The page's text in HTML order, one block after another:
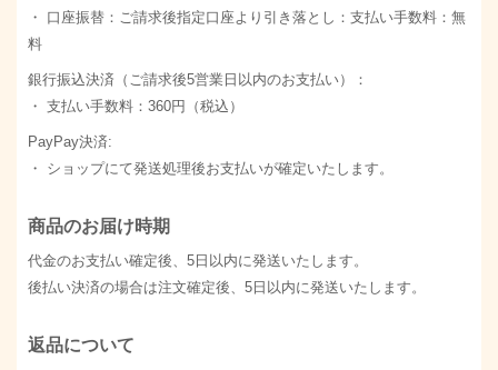
・ 口座振替：ご請求後指定口座より引き落とし：支払い手数料：無
料
銀行振込決済（ご請求後5営業日以内のお支払い）：
・ 支払い手数料：360円（税込）
PayPay決済:
・ ショップにて発送処理後お支払いが確定いたします。
商品のお届け時期
代金のお支払い確定後、5日以内に発送いたします。
後払い決済の場合は注文確定後、5日以内に発送いたします。
返品について